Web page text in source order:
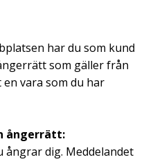
har du som kund
som gäller från
vara som du har
ångerrätt:
ångrar dig. Meddelandet